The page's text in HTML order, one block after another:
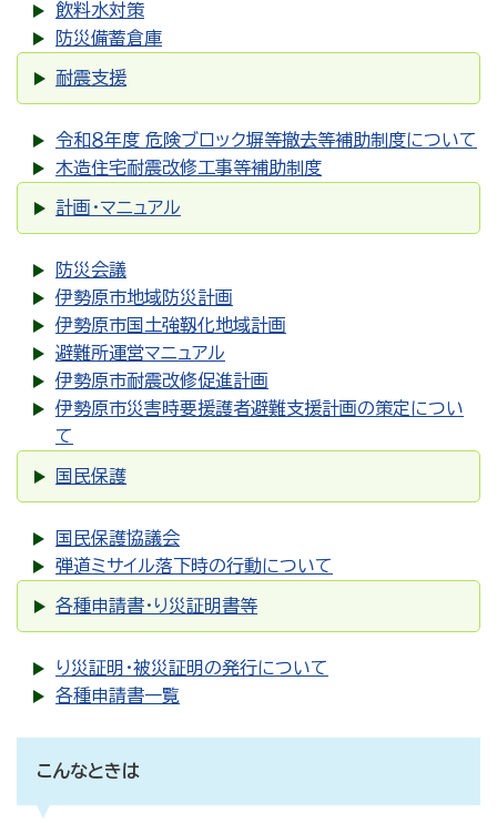
飲料水対策
防災備蓄倉庫
耐震支援
令和８年度 危険ブロック塀等撤去等補助制度について
木造住宅耐震改修工事等補助制度
計画・マニュアル
防災会議
伊勢原市地域防災計画
伊勢原市国土強靱化地域計画
避難所運営マニュアル
伊勢原市耐震改修促進計画
伊勢原市災害時要援護者避難支援計画の策定につい
て
国民保護
国民保護協議会
弾道ミサイル落下時の行動について
各種申請書・り災証明書等
り災証明・被災証明の発行について
各種申請書一覧
こんなときは